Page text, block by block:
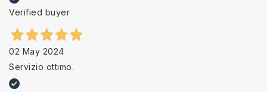
Verified buyer
02 May 2024
Servizio ottimo.